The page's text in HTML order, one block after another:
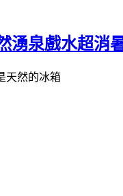
湧泉戲水超消